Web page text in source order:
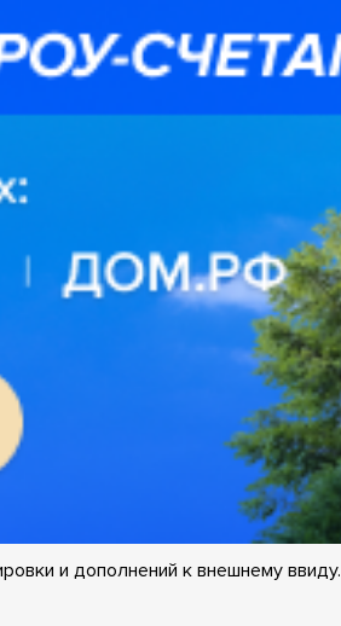
и дополнений к внешнему ввиду.